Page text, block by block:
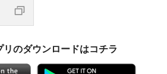
のダウンロードはコチラ